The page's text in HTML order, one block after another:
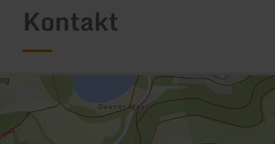
Kontakt